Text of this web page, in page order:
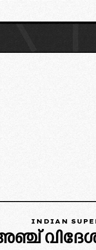
INDIAN